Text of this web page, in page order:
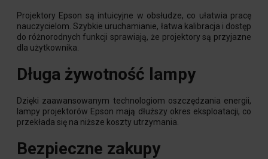
Projektory Epson są intuicyjne w obsłudze, co ułatwia pracę
nauczycielom. Szybkie uruchamianie, łatwa kalibracja i dostęp
do różnorodnych funkcji sprawiają, że projektory są przyjazne
dla użytkownika.
Długa żywotność lampy
Dzięki zaawansowanym technologiom oszczędzania energii,
lampy projektorów Epson mają dłuższy okres eksploatacji, co
przekłada się na niższe koszty utrzymania.
Bezpieczne zakupy